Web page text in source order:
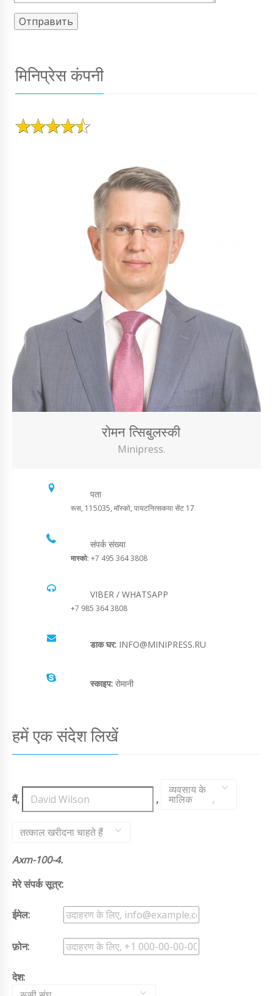
मिनिप्रेस कंपनी
रोमन त्सिबुलस्की
Minipress.
पता
रूस, 115035, मॉस्को, पायटनित्सकया सेंट 17
संपर्क संख्या
मास्को: +7 495 364 3808
VIBER / WHATSAPP
+7 985 364 3808
डाक घर: INFO@MINIPRESS.RU
स्काइप: रोमानी
हमें एक संदेश लिखें
मैं, ,
व्यवसाय के
मालिक ,
तत्काल खरीदना चाहते हैं
Axm-100-4.
मेरे संपर्क सूत्र:
ईमेल:
फ़ोन:
देश: